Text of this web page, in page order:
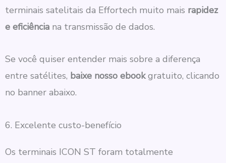
terminais satelitais da Effortech muito mais rapidez
e eficiência na transmissão de dados.
Se você quiser entender mais sobre a diferença
entre satélites, baixe nosso ebookgratuito, clicando
no banner abaixo.
6. Excelente custo-benefício
Os terminais ICON ST foram totalmente